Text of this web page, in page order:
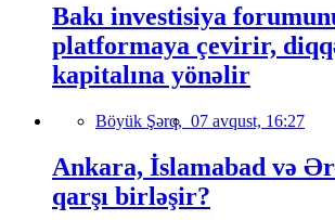
Bakı investisiya
platformaya çevirir,
kapitalına yönəlir
Böyük Şərq, 07 avqust, 16:27
Ankara, İslamabad və
qarşı birləşir?